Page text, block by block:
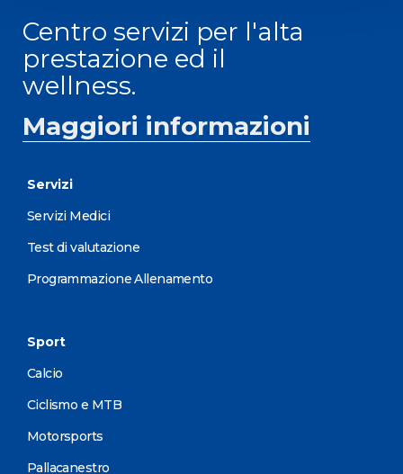
Centro servizi per l'alta
prestazione ed il
wellness.
Maggiori informazioni
Servizi
Servizi Medici
Test di valutazione
Programmazione Allenamento
Sport
Calcio
Ciclismo e MTB
Motorsports
Pallacanestro